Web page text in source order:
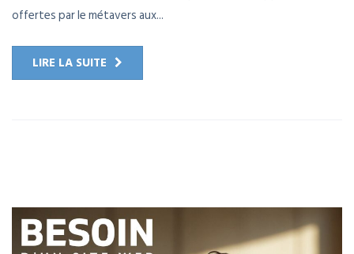
offertes par le métavers aux...
LIRE LA SUITE